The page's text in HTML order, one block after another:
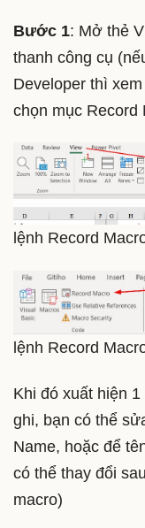
Bước 1: Mở thẻ
thanh công cụ
Developer thì
chọn mục Record
lệnh Record
lệnh Record
Khi đó xuất hiện
ghi, bạn có thể
Name, hoặc để
có thể thay đổi
macro)